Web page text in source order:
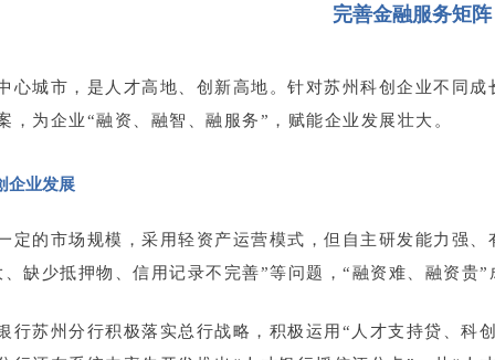
完善金融服务矩
心城市，是人才高地、创新高地。针对苏州科创企业不同
，为企业“融资、融智、融服务”，赋能企业发展壮大。
企业发展
定的市场规模，采用轻资产运营模式，但自主研发能力强
缺少抵押物、信用记录不完善”等问题，“融资难、融资贵”
行苏州分行积极落实总行战略，积极运用“人才支持贷、